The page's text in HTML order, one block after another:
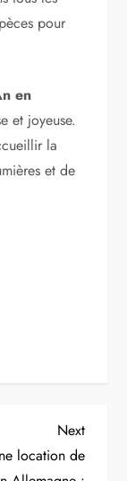
pour
en
et joyeuse.
la
et de
Next
Post
Next
location de